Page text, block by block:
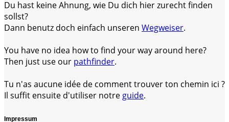
Du hast keine Ahnung, wie Du dich hier zurecht finden
sollst?
Dann benutz doch einfach unseren Wegweiser.
You have no idea how to find your way around here?
Then just use our pathfinder.
Tu n'as aucune idée de comment trouver ton chemin ici ?
Il suffit ensuite d'utiliser notre guide.
Impressum